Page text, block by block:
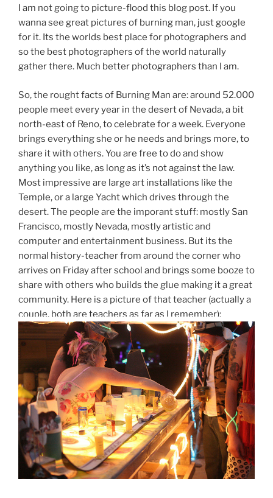
I am not going to picture-flood this blog post. If you
wanna see great pictures of burning man, just google
for it. Its the worlds best place for photographers and
so the best photographers of the world naturally
gather there. Much better photographers than I am.
So, the rought facts of Burning Man are: around 52.000
people meet every year in the desert of Nevada, a bit
north-east of Reno, to celebrate for a week. Everyone
brings everything she or he needs and brings more, to
share it with others. You are free to do and show
anything you like, as long as it’s not against the law.
Most impressive are large art installations like the
Temple, or a large Yacht which drives through the
desert. The people are the imporant stuff: mostly San
Francisco, mostly Nevada, mostly artistic and
computer and entertainment business. But its the
normal history-teacher from around the corner who
arrives on Friday after school and brings some booze to
share with others who builds the glue making it a great
community. Here is a picture of that teacher (actually a
couple, both are teachers as far as I remember):